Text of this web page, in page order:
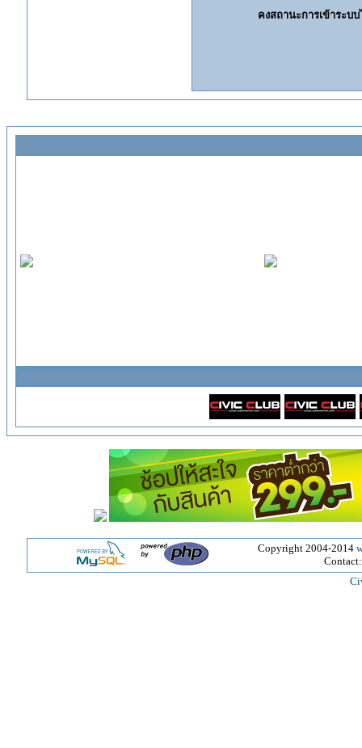
คงสถานะการเข้าระบ
Copyright 2004-2014